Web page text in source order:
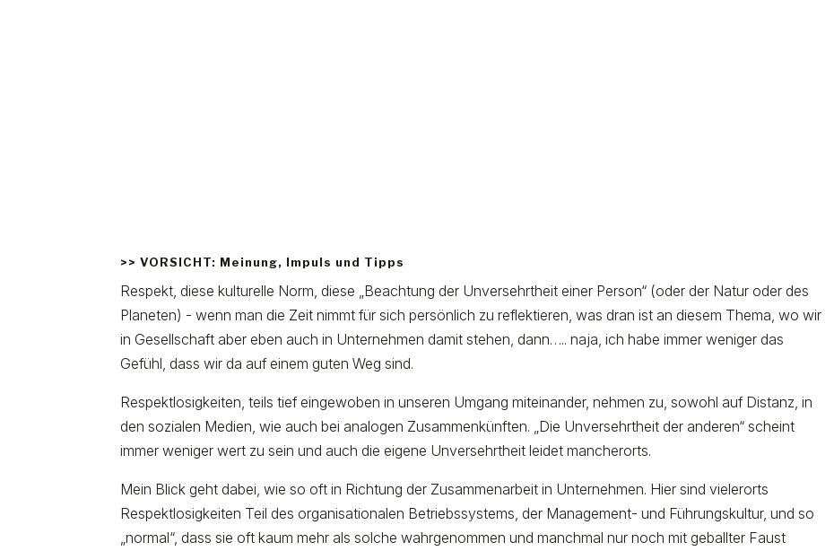
>> VORSICHT: Meinung, Impuls und Tipps
Respekt, diese kulturelle Norm, diese „Beachtung der Unversehrtheit einer Person“ (oder der Natur oder des
Planeten) - wenn man die Zeit nimmt für sich persönlich zu reflektieren, was dran ist an diesem Thema, wo wir
in Gesellschaft aber eben auch in Unternehmen damit stehen, dann….. naja, ich habe immer weniger das
Gefühl, dass wir da auf einem guten Weg sind.
Respektlosigkeiten, teils tief eingewoben in unseren Umgang miteinander, nehmen zu, sowohl auf Distanz, in
den sozialen Medien, wie auch bei analogen Zusammenkünften. „Die Unversehrtheit der anderen“ scheint
immer weniger wert zu sein und auch die eigene Unversehrtheit leidet mancherorts.
Mein Blick geht dabei, wie so oft in Richtung der Zusammenarbeit in Unternehmen. Hier sind vielerorts
Respektlosigkeiten Teil des organisationalen Betriebssystems, der Management- und Führungskultur, und so
„normal“, dass sie oft kaum mehr als solche wahrgenommen und manchmal nur noch mit geballter Faust